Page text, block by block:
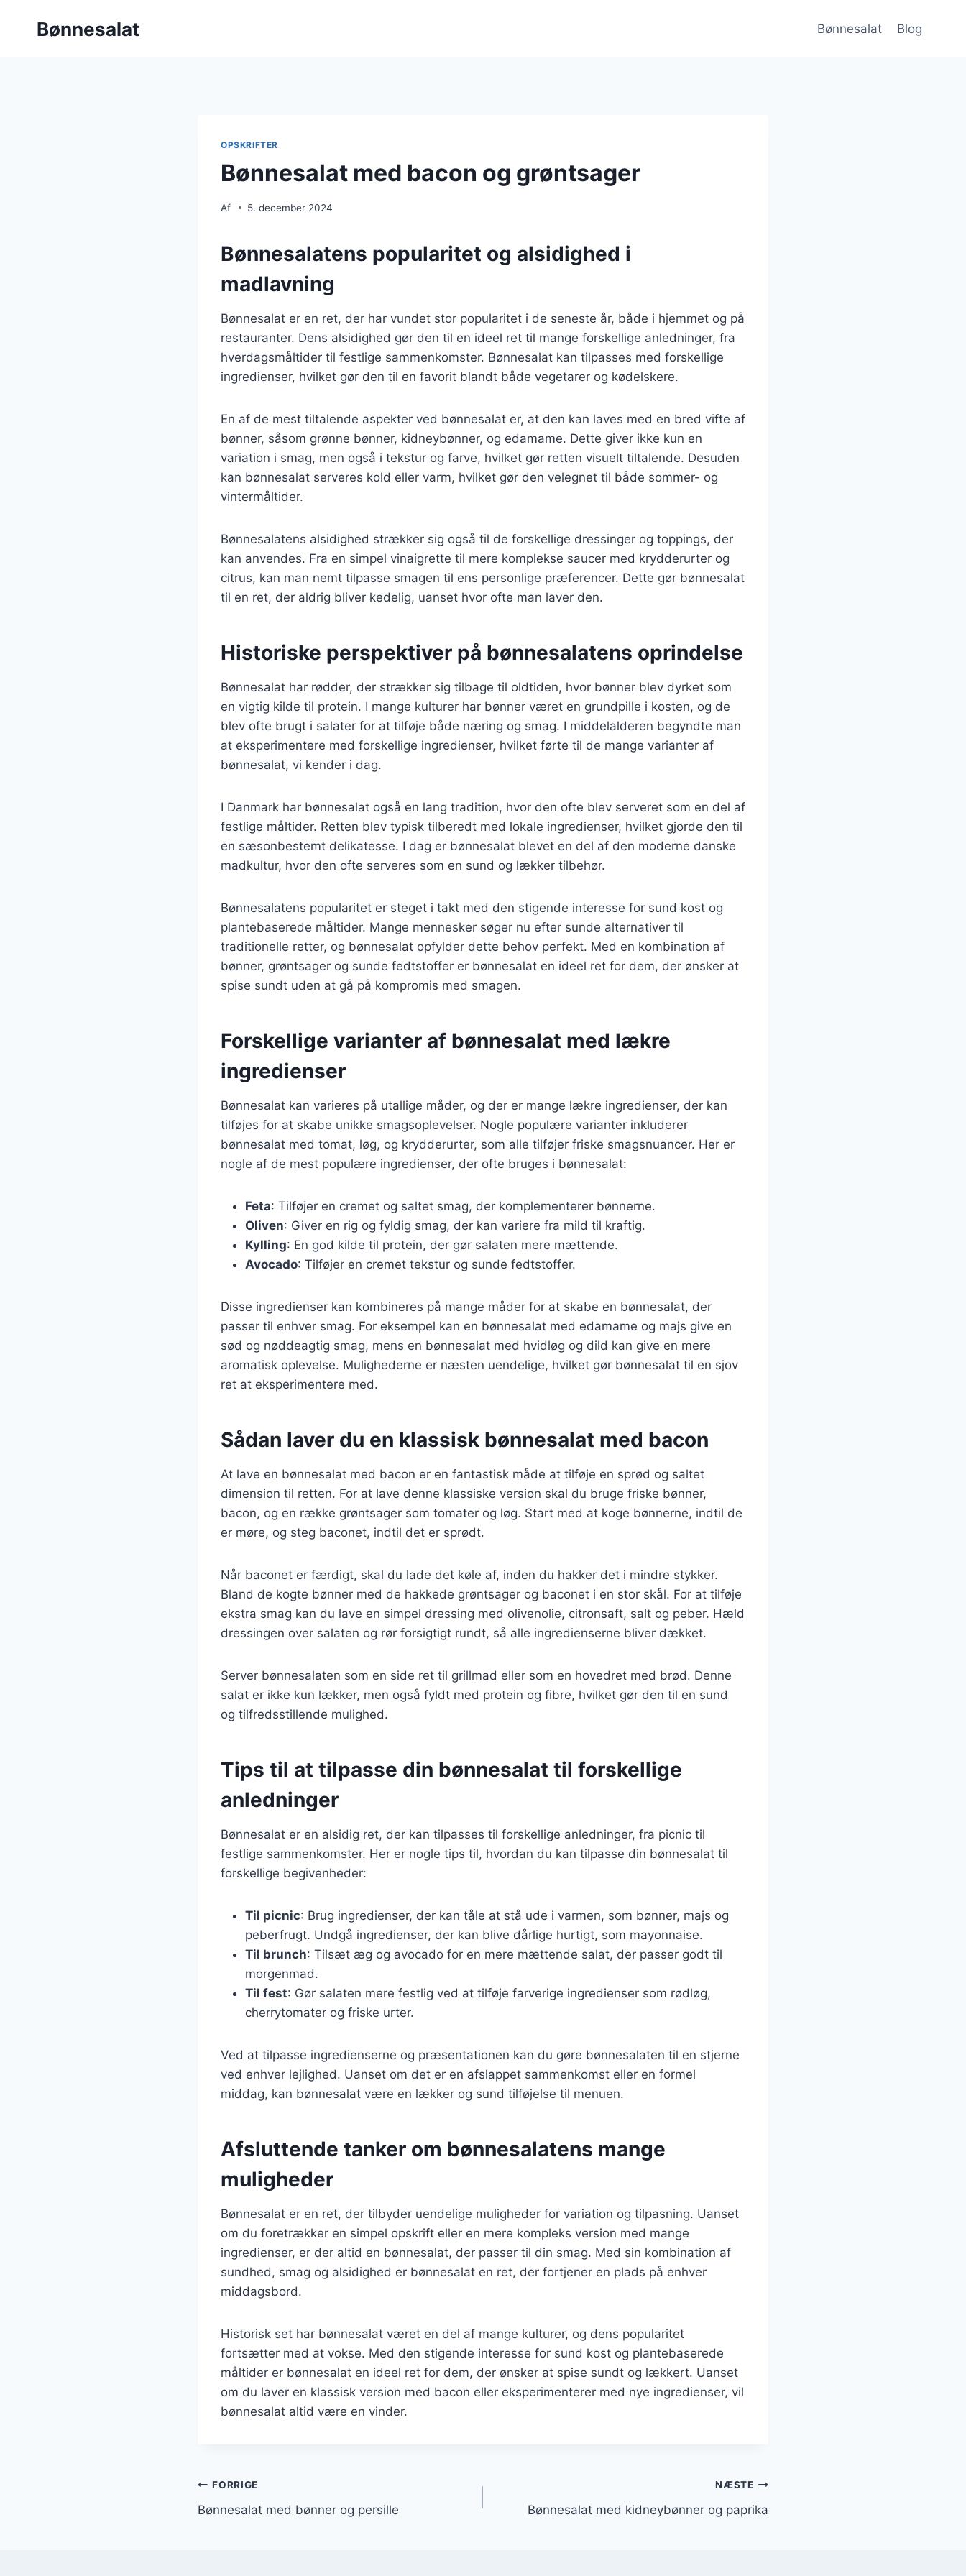
Bønnesalat Bønnesalat Blog
OPSKRIFTER
Bønnesalat med bacon og grøntsager
Af 5. december 2024
Bønnesalatens popularitet og alsidighed i
madlavning
Bønnesalat er en ret, der har vundet stor popularitet i de seneste år, både i hjemmet og på
restauranter. Dens alsidighed gør den til en ideel ret til mange forskellige anledninger, fra
hverdagsmåltider til festlige sammenkomster. Bønnesalat kan tilpasses med forskellige
ingredienser, hvilket gør den til en favorit blandt både vegetarer og kødelskere.
En af de mest tiltalende aspekter ved bønnesalat er, at den kan laves med en bred vifte af
bønner, såsom grønne bønner, kidneybønner, og edamame. Dette giver ikke kun en
variation i smag, men også i tekstur og farve, hvilket gør retten visuelt tiltalende. Desuden
kan bønnesalat serveres kold eller varm, hvilket gør den velegnet til både sommer- og
vintermåltider.
Bønnesalatens alsidighed strækker sig også til de forskellige dressinger og toppings, der
kan anvendes. Fra en simpel vinaigrette til mere komplekse saucer med krydderurter og
citrus, kan man nemt tilpasse smagen til ens personlige præferencer. Dette gør bønnesalat
til en ret, der aldrig bliver kedelig, uanset hvor ofte man laver den.
Historiske perspektiver på bønnesalatens oprindelse
Bønnesalat har rødder, der strækker sig tilbage til oldtiden, hvor bønner blev dyrket som
en vigtig kilde til protein. I mange kulturer har bønner været en grundpille i kosten, og de
blev ofte brugt i salater for at tilføje både næring og smag. I middelalderen begyndte man
at eksperimentere med forskellige ingredienser, hvilket førte til de mange varianter af
bønnesalat, vi kender i dag.
I Danmark har bønnesalat også en lang tradition, hvor den ofte blev serveret som en del af
festlige måltider. Retten blev typisk tilberedt med lokale ingredienser, hvilket gjorde den til
en sæsonbestemt delikatesse. I dag er bønnesalat blevet en del af den moderne danske
madkultur, hvor den ofte serveres som en sund og lækker tilbehør.
Bønnesalatens popularitet er steget i takt med den stigende interesse for sund kost og
plantebaserede måltider. Mange mennesker søger nu efter sunde alternativer til
traditionelle retter, og bønnesalat opfylder dette behov perfekt. Med en kombination af
bønner, grøntsager og sunde fedtstoffer er bønnesalat en ideel ret for dem, der ønsker at
spise sundt uden at gå på kompromis med smagen.
Forskellige varianter af bønnesalat med lækre
ingredienser
Bønnesalat kan varieres på utallige måder, og der er mange lækre ingredienser, der kan
tilføjes for at skabe unikke smagsoplevelser. Nogle populære varianter inkluderer
bønnesalat med tomat, løg, og krydderurter, som alle tilføjer friske smagsnuancer. Her er
nogle af de mest populære ingredienser, der ofte bruges i bønnesalat:
Feta: Tilføjer en cremet og saltet smag, der komplementerer bønnerne.
Oliven: Giver en rig og fyldig smag, der kan variere fra mild til kraftig.
Kylling: En god kilde til protein, der gør salaten mere mættende.
Avocado: Tilføjer en cremet tekstur og sunde fedtstoffer.
Disse ingredienser kan kombineres på mange måder for at skabe en bønnesalat, der
passer til enhver smag. For eksempel kan en bønnesalat med edamame og majs give en
sød og nøddeagtig smag, mens en bønnesalat med hvidløg og dild kan give en mere
aromatisk oplevelse. Mulighederne er næsten uendelige, hvilket gør bønnesalat til en sjov
ret at eksperimentere med.
Sådan laver du en klassisk bønnesalat med bacon
At lave en bønnesalat med bacon er en fantastisk måde at tilføje en sprød og saltet
dimension til retten. For at lave denne klassiske version skal du bruge friske bønner,
bacon, og en række grøntsager som tomater og løg. Start med at koge bønnerne, indtil de
er møre, og steg baconet, indtil det er sprødt.
Når baconet er færdigt, skal du lade det køle af, inden du hakker det i mindre stykker.
Bland de kogte bønner med de hakkede grøntsager og baconet i en stor skål. For at tilføje
ekstra smag kan du lave en simpel dressing med olivenolie, citronsaft, salt og peber. Hæld
dressingen over salaten og rør forsigtigt rundt, så alle ingredienserne bliver dækket.
Server bønnesalaten som en side ret til grillmad eller som en hovedret med brød. Denne
salat er ikke kun lækker, men også fyldt med protein og fibre, hvilket gør den til en sund
og tilfredsstillende mulighed.
Tips til at tilpasse din bønnesalat til forskellige
anledninger
Bønnesalat er en alsidig ret, der kan tilpasses til forskellige anledninger, fra picnic til
festlige sammenkomster. Her er nogle tips til, hvordan du kan tilpasse din bønnesalat til
forskellige begivenheder:
Til picnic: Brug ingredienser, der kan tåle at stå ude i varmen, som bønner, majs og
peberfrugt. Undgå ingredienser, der kan blive dårlige hurtigt, som mayonnaise.
Til brunch: Tilsæt æg og avocado for en mere mættende salat, der passer godt til
morgenmad.
Til fest: Gør salaten mere festlig ved at tilføje farverige ingredienser som rødløg,
cherrytomater og friske urter.
Ved at tilpasse ingredienserne og præsentationen kan du gøre bønnesalaten til en stjerne
ved enhver lejlighed. Uanset om det er en afslappet sammenkomst eller en formel
middag, kan bønnesalat være en lækker og sund tilføjelse til menuen.
Afsluttende tanker om bønnesalatens mange
muligheder
Bønnesalat er en ret, der tilbyder uendelige muligheder for variation og tilpasning. Uanset
om du foretrækker en simpel opskrift eller en mere kompleks version med mange
ingredienser, er der altid en bønnesalat, der passer til din smag. Med sin kombination af
sundhed, smag og alsidighed er bønnesalat en ret, der fortjener en plads på enhver
middagsbord.
Historisk set har bønnesalat været en del af mange kulturer, og dens popularitet
fortsætter med at vokse. Med den stigende interesse for sund kost og plantebaserede
måltider er bønnesalat en ideel ret for dem, der ønsker at spise sundt og lækkert. Uanset
om du laver en klassisk version med bacon eller eksperimenterer med nye ingredienser, vil
bønnesalat altid være en vinder.
Indlægsnavigation
FORRIGE
Bønnesalat med bønner og persille
NÆSTE
Bønnesalat med kidneybønner og paprika